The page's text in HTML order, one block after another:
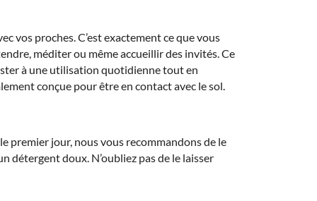
vos proches. C’est exactement ce que vous
méditer ou même accueillir des invités. Ce
à une utilisation quotidienne tout en
conçue pour être en contact avec le sol.
premier jour, nous vous recommandons de le
détergent doux. N’oubliez pas de le laisser